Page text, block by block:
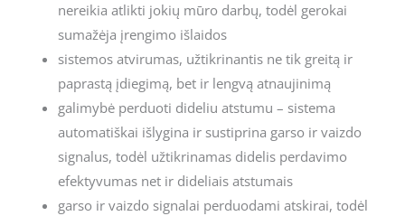
nereikia atlikti jokių mūro darbų, todėl gerokai
sumažėja įrengimo išlaidos
sistemos atvirumas, užtikrinantis ne tik greitą ir
paprastą įdiegimą, bet ir lengvą atnaujinimą
galimybė perduoti dideliu atstumu – sistema
automatiškai išlygina ir sustiprina garso ir vaizdo
signalus, todėl užtikrinamas didelis perdavimo
efektyvumas net ir dideliais atstumais
garso ir vaizdo signalai perduodami atskirai, todėl